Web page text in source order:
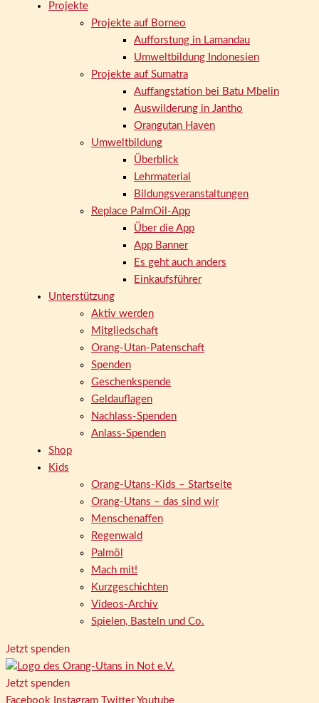
Projekte
Projekte auf Borneo
Aufforstung in Lamandau
Umweltbildung Indonesien
Projekte auf Sumatra
Auffangstation bei Batu Mbelin
Auswilderung in Jantho
Orangutan Haven
Umweltbildung
Überblick
Lehrmaterial
Bildungsveranstaltungen
Replace PalmOil-App
Über die App
App Banner
Es geht auch anders
Einkaufsführer
Unterstützung
Aktiv werden
Mitgliedschaft
Orang-Utan-Patenschaft
Spenden
Geschenkspende
Geldauflagen
Nachlass-Spenden
Anlass-Spenden
Shop
Kids
Orang-Utans-Kids – Startseite
Orang-Utans – das sind wir
Menschenaffen
Regenwald
Palmöl
Mach mit!
Kurzgeschichten
Videos-Archiv
Spielen, Basteln und Co.
Jetzt spenden
Jetzt spenden
Facebook
Instagram Twitter Youtube